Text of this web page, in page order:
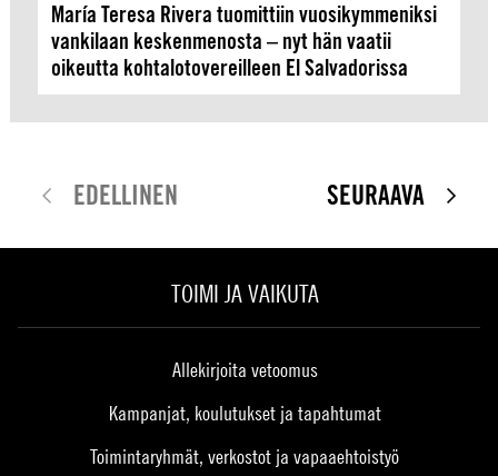
María Teresa Rivera tuomittiin vuosikymmeniksi
vankilaan keskenmenosta – nyt hän vaatii
oikeutta kohtalotovereilleen El Salvadorissa
EDELLINEN SEURAAVA
TOIMI JA VAIKUTA
Allekirjoita vetoomus
Kampanjat, koulutukset ja tapahtumat
Toimintaryhmät, verkostot ja vapaaehtoistyö